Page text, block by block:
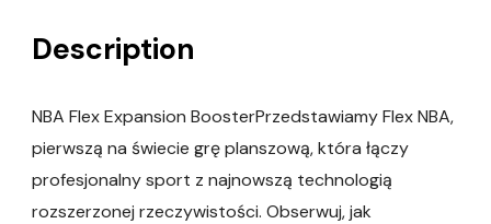
Description
NBA Flex Expansion BoosterPrzedstawiamy Flex NBA,
pierwszą na świecie grę planszową, która łączy
profesjonalny sport z najnowszą technologią
rozszerzonej rzeczywistości. Obserwuj, jak